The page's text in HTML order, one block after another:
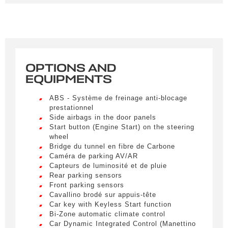
Mr.
Name *
First name
E-mail *
LIVRAISON PARTOUT EN
FRANCE
Lorem ipsum dolor sit amet, consectetur
adipiscing elit. Ut a elit sed nisl pulvinar
egestas a vel nibh. Sed aliquam varius
feugiat. Suspendisse finibus nec nibh eget
ultricies. Mauris et malesuada augue.
Lorem ipsum dolor sit amet, consectetur
adipiscing elit. Ut a elit sed nisl pulvinar
egestas a vel nibh. Sed aliquam varius
feugiat. Suspendisse finibus nec nibh eget
ultricies. Mauris et malesuada augue.
Lorem ipsum dolor sit amet, consectetur
adipiscing elit. Ut a elit sed nisl pulvinar
OPTIONS AND
EQUIPMENTS
ABS - Système de freinage anti-blocage
prestationnel
Side airbags in the door panels
Start button (Engine Start) on the steering
wheel
Bridge du tunnel en fibre de Carbone
Caméra de parking AV/AR
Capteurs de luminosité et de pluie
Rear parking sensors
Front parking sensors
Cavallino brodé sur appuis-tête
Car key with Keyless Start function
Bi-Zone automatic climate control
Car Dynamic Integrated Control (Manettino